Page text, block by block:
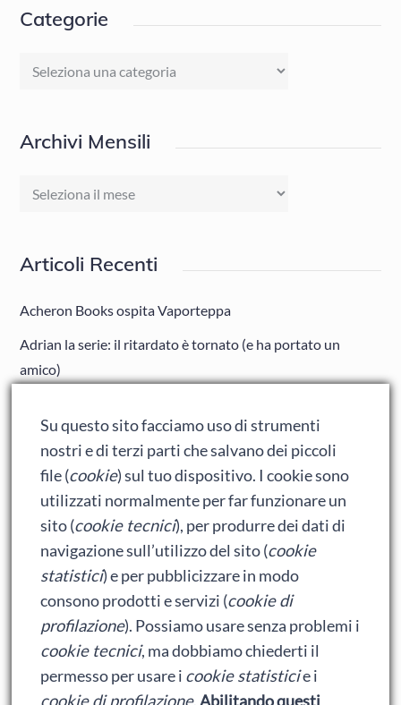
Categorie
Categorie
Archivi Mensili
Archivi
Articoli Recenti
Acheron Books ospita Vaporteppa
Adrian la serie: il ritardato è tornato (e ha portato un
amico)
Ralph spacca Internet: analisi del film
Bumblebee: un buon film dei Transformers
Meta
Accedi
Feed dei contenuti
Feed dei commenti
WordPress.org
Su questo sito facciamo uso di strumenti
nostri e di terzi parti che salvano dei piccoli
file (cookie) sul tuo dispositivo. I cookie sono
utilizzati normalmente per far funzionare un
sito (cookie tecnici), per produrre dei dati di
navigazione sull’utilizzo del sito (cookie
statistici) e per pubblicizzare in modo
consono prodotti e servizi (cookie di
profilazione). Possiamo usare senza problemi i
cookie tecnici, ma dobbiamo chiederti il
permesso per usare i cookie statisticie i
cookie di profilazione. Abilitando questi